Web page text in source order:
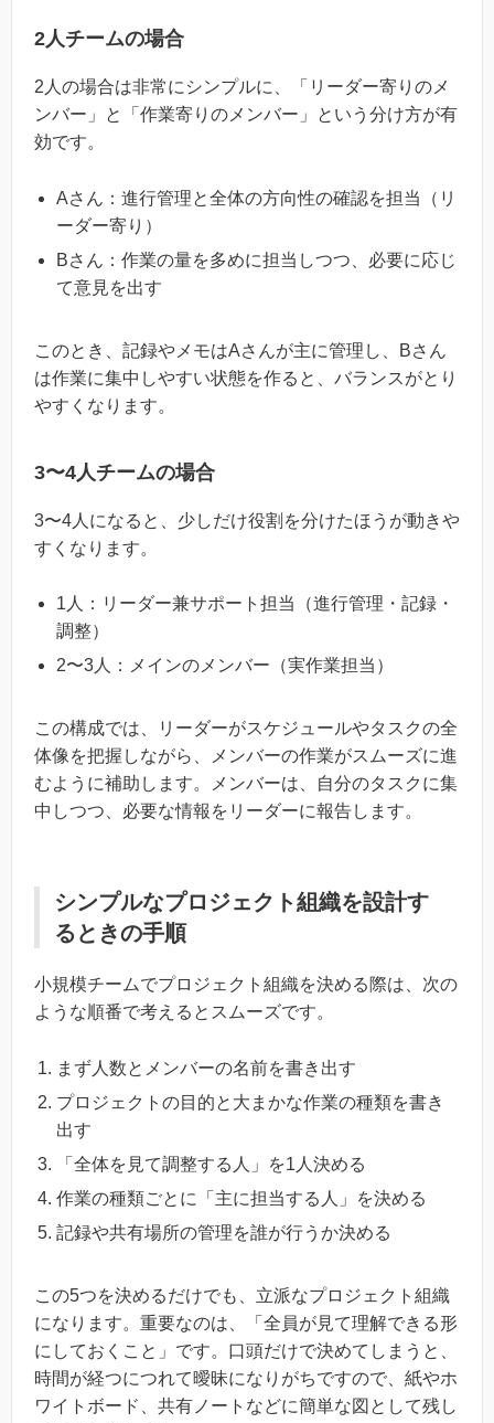
2人チームの場合
2人の場合は非常にシンプルに、「リーダー寄りのメ
ンバー」と「作業寄りのメンバー」という分け方が有
効です。
Aさん：進行管理と全体の方向性の確認を担当（リ
ーダー寄り）
Bさん：作業の量を多めに担当しつつ、必要に応じ
て意見を出す
このとき、記録やメモはAさんが主に管理し、Bさん
は作業に集中しやすい状態を作ると、バランスがとり
やすくなります。
3〜4人チームの場合
3〜4人になると、少しだけ役割を分けたほうが動きや
すくなります。
1人：リーダー兼サポート担当（進行管理・記録・
調整）
2〜3人：メインのメンバー（実作業担当）
この構成では、リーダーがスケジュールやタスクの全
体像を把握しながら、メンバーの作業がスムーズに進
むように補助します。メンバーは、自分のタスクに集
中しつつ、必要な情報をリーダーに報告します。
シンプルなプロジェクト組織を設計す
るときの手順
小規模チームでプロジェクト組織を決める際は、次の
ような順番で考えるとスムーズです。
まず人数とメンバーの名前を書き出す
プロジェクトの目的と大まかな作業の種類を書き
出す
「全体を見て調整する人」を1人決める
作業の種類ごとに「主に担当する人」を決める
記録や共有場所の管理を誰が行うか決める
この5つを決めるだけでも、立派なプロジェクト組織
になります。重要なのは、「全員が見て理解できる形
にしておくこと」です。口頭だけで決めてしまうと、
時間が経つにつれて曖昧になりがちですので、紙やホ
ワイトボード、共有ノートなどに簡単な図として残し